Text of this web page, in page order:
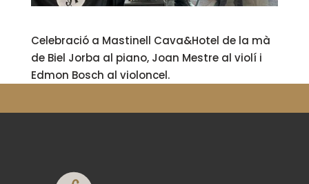
Celebració a Mastinell Cava&Hotel de la mà
de Biel Jorba al piano, Joan Mestre al violí i
Edmon Bosch al violoncel.